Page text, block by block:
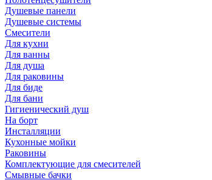
Душевые панели
Душевые системы
Смесители
Для кухни
Для ванны
Для душа
Для раковины
Для биде
Для бани
Гигиенический душ
На борт
Инсталляции
Кухонные мойки
Раковины
Комплектующие для смесителей
Смывные бачки